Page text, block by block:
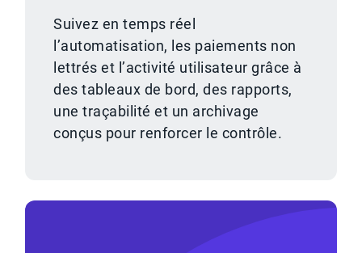
Suivez en temps réel
l’automatisation, les paiements non
lettrés et l’activité utilisateur grâce à
des tableaux de bord, des rapports,
une traçabilité et un archivage
conçus pour renforcer le contrôle.